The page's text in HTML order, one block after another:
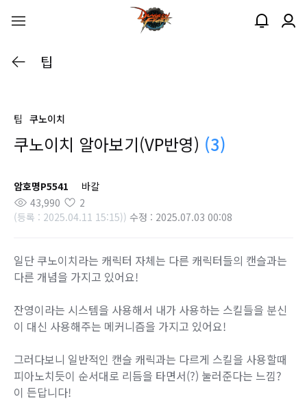
팁
팁 쿠노이치
쿠노이치 알아보기(VP반영) (3)
암호명P5541
바칼
43,990
2
(등록 : 2025.04.11 15:15)) 수정 : 2025.07.03 00:08
일단 쿠노이치라는 캐릭터 자체는 다른 캐릭터들의 캔슬과는
다른 개념을 가지고 있어요!
잔영이라는 시스템을 사용해서 내가 사용하는 스킬들을 분신
이 대신 사용해주는 메커니즘을 가지고 있어요!
그러다보니 일반적인 캔슬 캐릭과는 다르게 스킬을 사용할때
피아노치듯이 순서대로 리듬을 타면서(?) 눌러준다는 느낌?
이 든답니다!